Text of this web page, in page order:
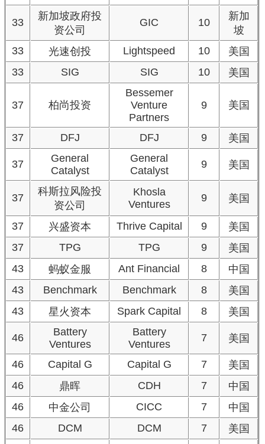
33
新加坡政府投
资公司
GIC 10
新加
坡
33
光速创投 Lightspeed 10
美国
33
SIG SIG 10 美国
37 柏尚投资
Bessemer
Venture
Partners
9 美国
37 DFJ DFJ 9 美国
37
General
Catalyst
General
Catalyst
9 美国
37
科斯拉风险投
资公司
Khosla
Ventures
9 美国
37 兴盛资本 Thrive Capital 9
美国
37
TPG TPG 9
美国
43
蚂蚁金服 Ant Financial 8
中国
43
Benchmark Benchmark 8
美国
43
星火资本 Spark Capital 8 美国
46
Battery
Ventures
Battery
Ventures
7 美国
46 Capital G Capital G 7
美国
46
鼎晖 CDH 7
中国
46
中金公司 CICC 7
中国
46
DCM DCM 7
美国